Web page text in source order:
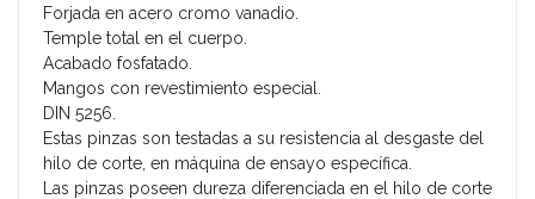
Forjada en acero cromo vanadio.
Temple total en el cuerpo.
Acabado fosfatado.
Mangos con revestimiento especial.
DIN 5256.
Estas pinzas son testadas a su resistencia al desgaste del
hilo de corte, en máquina de ensayo específica.
Las pinzas poseen dureza diferenciada en el hilo de corte